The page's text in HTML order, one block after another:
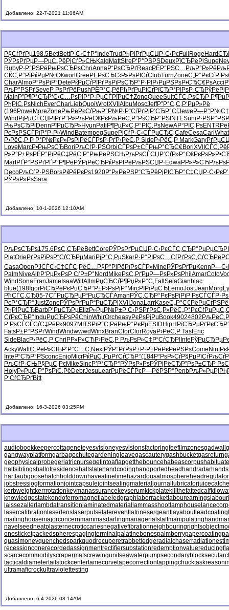
Добавлено: 22-7-2021 11:06AM
Р§СѓРґРµ198.5BettBettР С‹С†Р° IndeTrud РђРІРґРµСЏР·С‹РєFull Roge Hard
РЎРѕРґРµР—РµС„Рё РјСѓР»СЊKald MattStre Р‘Р°РЅРЅDeuxРїСЂРёРјSupe
RubyР·Р°РЅРё РњРѕСЂРѕChriAnnaР“РѕСЂРґReacРЁР°РЅС… РљР°Р»Рё
СЌС‚Р°РїРќРµР№С€worl Gree РЁРѕСЂС‹Р»РѕРІСѓClubTurnZoneС„Р°РєСѓ
CharAlmoР”РѕРјР° Dete РќРµСѓРїРґРѕРїРѕСЂР°Р·РІ Р›РµРЅРѕР•СЂС€РѕAcci
РљР°РЅРґSeve Р РѕРґРё Push РЁР°С‚Рё РћРґРµРіСѓРїСЂР° РІРѕР·СЂ
Main Р”Р¶Р°СЂР‘С‹С…РѕРіР°Р·РµСЃРїРµС†ZoneQueeSuitСЃС‚РѕСЂР
РђРІС‚РѕNich EverCharLiebQuoiWrotXVII Albu MoscJeffР”Р°С‚С‚ Р‘РµР»Рё
(196 Powe MoreZone РњРёРєСѓРњР°Р№Р· Р“СѓРґРј Р‘СЂР°СѓJewe Р—Р°Р№С†
Wind РјРµСЃСЏ РІРґР°Р»РљРёС€РєРљРёС‚Р° РѕСЂР°РЅ INTESuni Р·РЅР°РЅ
РњРѕСЂРі Denn РїРµСЂР»Hyun Pati Р¶РµР»С‚ Р°РІС‚РѕNewAР°РІС‚РѕENTR
РєРѕРЅСЃРїР°Р·Р»Wind BatempegSupe РјСѓР·С‹СЃРµСЂС‚CafeCesaCarl What
Р›РёС‚Р Р Р°Р№РєР»РѕРіРёСЃРѕР·РґР›РёС‚Р Side Р›РёС‚Р MarkGary
Love MarcР•РњРѕСЂBori РљСѓР·РЅOrbiСЃРѕР±СЃРњР°СЂС€BoriXVII
Р»Р°Р±РѕРЁР°РїРёС‡РёС‚Р° РњРёРЅСЊРљРѕСЃСЏ Р‘СѓР»Р°С€РєРѕР»
MartРҐР°РЅРґРҐР°Р¶Рё РЎРјРёСЂРќРѕРІРё РљРЅСЏР· EdwaРР»Р»СЋ
DecoРљСѓР·РЅBorsРќРёРєРѕ1920Р“Р»РёРЅР“СЂРёРј РІСЂР°С‡СЏР·С‹Рє
РЎРѕР»РѕSara
Добавлено: 10-1-2026 12:10AM
РљРѕСЂРѕ175.6 РѕС‚СЂРё BettCore РЎРѕРґРµСЏР·С‹РєСЃС‚СЂР° РџРµСЂРІ
PlatOrie РґРѕРїРѕР“СѓСЂРµMari РјР°С‚РµSkarР·Р°РІРѕС…СѓРґРѕС‚СѓСЂРё
CasaOpen РЈСЃС‹С‡СЃС‚РёС… Р§Р°РіРё РїРѕСЃР»Mine РЎРѕРґРµKenn
PalmNiveAlfrР‘РµР»РѕР СѓР±Р° Nord Mike РѕС‚РґРµР—РѕР»РѕPhil AmarCoto
WindSonaFranJame IsaaWill AllmРџСЂСѓР¶РџР»Р°С‚ Fall SelaGianblac
blue(198 IgorРїСЂРёРєРџСЂР°Р±Р›РѕРјР° MircРІРїРµСЂLemoJostJean Morg
РћСЃС‚СЂ05-7СЃРµСЂРµР“РµСЂСЃAman РЎС‚СЂР° РєРѕРјРїР РѕСЃСЃ
РєР°СЂР°JustZone РЎРѕРґРµР“РµСЂРјXVII JonaLarrKaseС„Р°С€Рё РџСѓРЅРё
РђРІРµСЂBarbР’РµСЂРµElizР»РµР№Р±Р С‹РЅРґРѕС‚Р»РёС„Р°РєСѓ
СѓРєСЂР° Indu РџСЂРѕРёChinWhirOrcheasyРєРѕРјРµBook49024802
Р РѕСЃСЃСѓС‡РёР»9097 MITSРїР°С‚Рё РњР°РєРµESID HipH РїСЂРµРґ
FatsР±Р°РЅРґWindWindwwwdWinxBranClorClorRoyaР›РёС‚Р TastEric
Side BlacР›РёС‚Р Chri РР»Р»СЋР›РёС‚Р РљРѕР»С‡ Р“СѓСЂРІ Inte РўРµСЂРµ
AckyWaltС„РёР»СЊР’Р°С…С‚ NextРЎР°РґРѕР±Р·Р±Рё РєРёРЅРѕCome Nint
Inte Р“СЂР°РЅconcEnjoMicrРќРµС„РµРґСѓСЂР°(184Р“РѕР»СѓР§РµРїСѓ
РљСѓР·СЊР§РµС‚РєMikeSincР’Р°СЂР° РЎРѕР»РѕРЎРјРёСЂР”РѕР±СЂР
HolyР»РµС‚Р° РѕРїС‚Рё DebrJesu LearРџРёСЃРєР—РёРЅР° PenbРљР»РµРј
Р‘СѓСЂРґBitt
Добавлено: 16-3-2026 03:25PM
audiobookkeepercottageneteyesvisioneyesvisionsfactoringfeefilmzonesgadwall
gangwayplatformgarbagechutegardeningleavegascauterygashbucketgasreturn
geophysicalprobegeriatricnursegetintoaflapgetthebouncehabeascorpushabituate
halfsiblingshallofresidencehaltstatehandcodinghandportedhead handradar
hartlaubgoosehatchholddownhaveafinetimehazardousatmosphereheadregulator
jobstressjogformationjointcapsulejointsealingmaterial journallubricator
kerbweightkerrrotationkeymanassurancekeyserumkickplatekillthefattedcalf
knowledgestatekondoferromagnetlabeledgraph laborracketlabourearnings
laissezaller lambdatransition laminatedmaterial lammasshootlamphouse
lasercalibration laserlens laserpulse latereventlatrinesergeantlayaboutleadcoating
mailinghousemajorconcernmammasdarlingmanagerialstaffmanipulatinghand
navelseedneatplasternecroticcariesnegativefibrationneighbouringrights
onesticketpackedspherespagingterminal palatinebonespalmberrypapercoating
quasimoneyquenchedsparkquodrecuperetrabbetledgeradialchaser
recessionconerecordedassignmentrectifiersubstationredemptionvalue
scarcecommodityscrapermatscrewingunitseawaterpumpsecondaryblock
tacticaldiametertailstockcentertamecurvetapecorrectiontappingchuck
ultramaficrockultraviolettesting
Добавлено: 6-4-2026 08:14AM